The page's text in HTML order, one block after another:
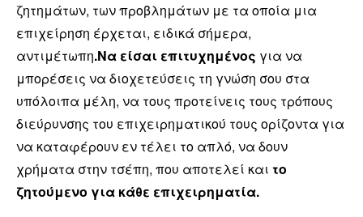
ζητημάτων, των προβλημάτων με τα οποία μια
επιχείρηση έρχεται, ειδικά σήμερα,
αντιμέτωπη.Να είσαι επιτυχημένος για να
μπορέσεις να διοχετεύσεις τη γνώση σου στα
υπόλοιπα μέλη, να τους προτείνεις τους τρόπους
διεύρυνσης του επιχειρηματικού τους ορίζοντα για
να καταφέρουν εν τέλει το απλό, να δουν
χρήματα στην τσέπη, που αποτελεί και το
ζητούμενο για κάθε επιχειρηματία.